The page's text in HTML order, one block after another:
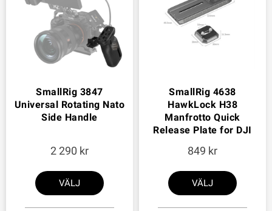
SmallRig 3847
Universal Rotating Nato
Side Handle
2 290
VÄLJ
SmallRig 4638
HawkLock H38
Manfrotto Quick
Release Plate for DJI
849
VÄLJ